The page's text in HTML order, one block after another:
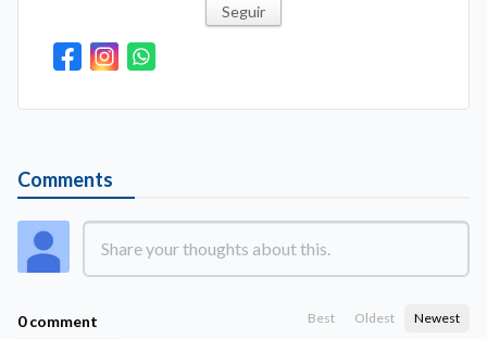
Seguir
Comments
0 comment Best Oldest Newest